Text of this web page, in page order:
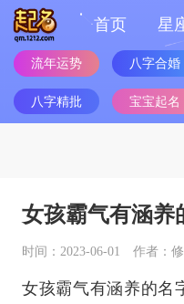
首页 星
流年运势 八字合婚
八字精批 宝宝起名
女孩霸气有涵养
时间：2023-06-01 作者：
女孩霸气有涵养的名